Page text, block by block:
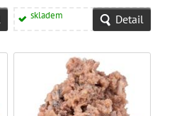
skladem Detail